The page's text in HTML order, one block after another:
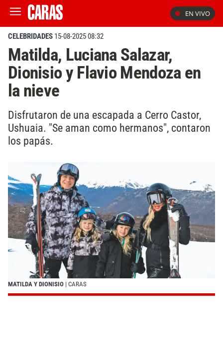
EN VIVO
CELEBRIDADES 15-08-2025 08:32
Matilda, Luciana Salazar,
Dionisio y Flavio Mendoza en
la nieve
Disfrutaron de una escapada a Cerro Castor,
Ushuaia. "Se aman como hermanos", contaron
los papás.
MATILDA Y DIONISIO | CARAS